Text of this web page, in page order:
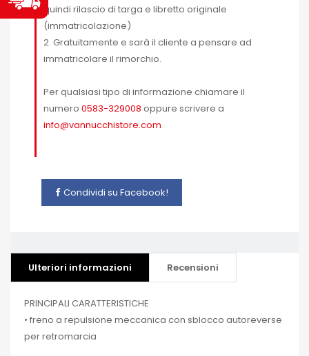
quindi rilascio di targa e libretto originale
(immatricolazione)
2. Gratuitamente e sarà il cliente a pensare ad
immatricolare il rimorchio.
Per qualsiasi tipo di informazione chiamare il
numero 0583-329008 oppure scrivere a
info@vannucchistore.com
Condividi su Facebook!
Ulteriori informazioni Recensioni
PRINCIPALI CARATTERISTICHE
• freno a repulsione meccanica con sblocco autoreverse
per retromarcia